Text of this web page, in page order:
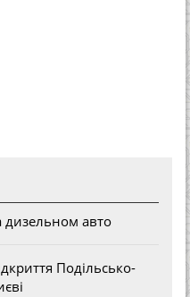
дизельном авто
Подільсько-